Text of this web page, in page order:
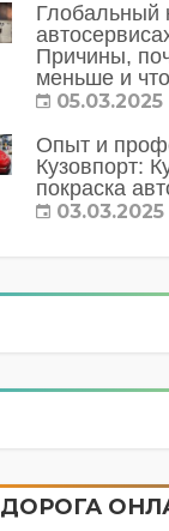
Глобальный
Причины,
меньше и
05.03.2025
Опыт и
Кузовпорт:
покраска
03.03.2025
ДОРОГА